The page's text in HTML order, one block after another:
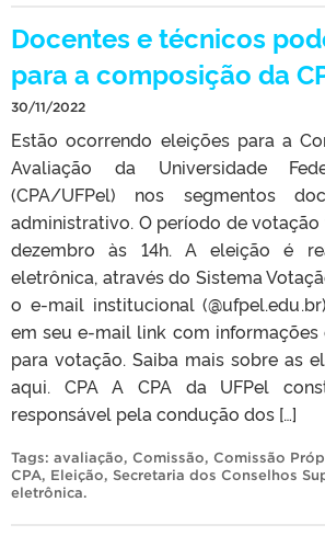
Docentes e técnicos
para a composição da
30/11/2022
Estão ocorrendo eleições para a
Avaliação da Universidade
(CPA/UFPel) nos segmentos
administrativo. O período de
dezembro às 14h. A eleição é
eletrônica, através do Sistema
o e-mail institucional
em seu e-mail link com
para votação. Saiba mais sobre as
aqui. CPA A CPA da UFPel
responsável pela condução dos […]
Tags: avaliação, Comissão, Comissão
CPA, Eleição, Secretaria dos Conselhos
eletrônica.